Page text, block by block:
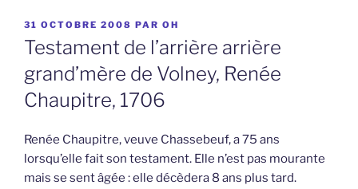
PUBLIÉ
LE
31 OCTOBRE 2008 PAR OH
Testament de l’arrière arrière
grand’mère de Volney, Renée
Chaupitre, 1706
Renée Chaupitre, veuve Chassebeuf, a 75 ans
lorsqu’elle fait son testament. Elle n’est pas mourante
mais se sent âgée : elle décèdera 8 ans plus tard.